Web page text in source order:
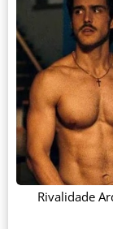
Rivalidade